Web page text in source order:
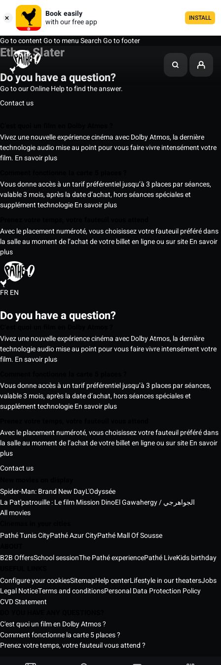
Book easily
with our free app
INSTALL
Go to contentGo to menuSearchGo to footer
Ethan Slater
Do you have a question?
Go to our Online Help to find the answer.
Contact us
Vivez une nouvelle expérience cinéma avec Dolby Atmos, la dernière
technologie audio mise au point pour vous faire vivre intensément votre
film. En savoir plus
Vous donne accès à un tarif préférentiel jusqu’à 3 places par séances,
valable 3 mois, après la date d’achat, hors séances spéciales et
supplément technologieEn savoir plus
Avec le placement numéroté, vous choisissez votre fauteuil préféré dans
la salle au moment de l’achat de votre billet en ligne ou sur siteEn savoir
plus
FREN
Do you have a question?
Vivez une nouvelle expérience cinéma avec Dolby Atmos, la dernière
technologie audio mise au point pour vous faire vivre intensément votre
film. En savoir plus
Vous donne accès à un tarif préférentiel jusqu’à 3 places par séances,
valable 3 mois, après la date d’achat, hors séances spéciales et
supplément technologieEn savoir plus
Avec le placement numéroté, vous choisissez votre fauteuil préféré dans
la salle au moment de l’achat de votre billet en ligne ou sur siteEn savoir
plus
Contact us
Spider-Man: Brand New DayL'Odyssée
La Pat'patrouille : Le film Mission Dino
El Gawahergy / الجواهرجي
All movies
Pathé Tunis CityPathé Azur CityPathé Mall Of Sousse
B2B OffersSchool sessionThe Pathé experiencePathé LiveKids birthday
Configure your cookiesSitemapHelp centerLifestyle in our theatersJobs
Legal NoticeTerms and conditionsPersonal Data Protection Policy
CVD Statement
C'est quoi un film en Dolby Atmos ?
Comment fonctionne la carte 5 places ?
Prenez votre temps, votre fauteuil vous attend ?